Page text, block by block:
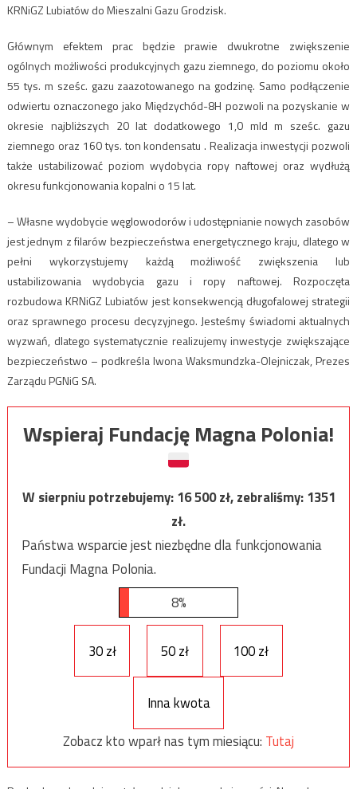
KRNiGZ Lubiatów do Mieszalni Gazu Grodzisk.
Głównym efektem prac będzie prawie dwukrotne zwiększenie
ogólnych możliwości produkcyjnych gazu ziemnego, do poziomu około
55 tys. m sześc. gazu zaazotowanego na godzinę. Samo podłączenie
odwiertu oznaczonego jako Międzychód-8H pozwoli na pozyskanie w
okresie najbliższych 20 lat dodatkowego 1,0 mld m sześc. gazu
ziemnego oraz 160 tys. ton kondensatu . Realizacja inwestycji pozwoli
także ustabilizować poziom wydobycia ropy naftowej oraz wydłużą
okresu funkcjonowania kopalni o 15 lat.
– Własne wydobycie węglowodorów i udostępnianie nowych zasobów
jest jednym z filarów bezpieczeństwa energetycznego kraju, dlatego w
pełni wykorzystujemy każdą możliwość zwiększenia lub
ustabilizowania wydobycia gazu i ropy naftowej. Rozpoczęta
rozbudowa KRNiGZ Lubiatów jest konsekwencją długofalowej strategii
oraz sprawnego procesu decyzyjnego. Jesteśmy świadomi aktualnych
wyzwań, dlatego systematycznie realizujemy inwestycje zwiększające
bezpieczeństwo – podkreśla Iwona Waksmundzka-Olejniczak, Prezes
Zarządu PGNiG SA.
Wspieraj Fundację Magna Polonia!
W sierpniu potrzebujemy:16 500zł, zebraliśmy:1351
zł.
Państwa wsparcie jest niezbędne dla funkcjonowania
Fundacji Magna Polonia.
8%
30 zł 50 zł 100 zł
Inna kwota
Zobacz kto wparł nas tym miesiącu: Tutaj